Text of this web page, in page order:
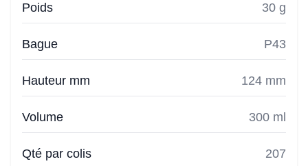
Poids 30 g
Bague P43
Hauteur mm 124 mm
Volume 300 ml
Qté par colis 207